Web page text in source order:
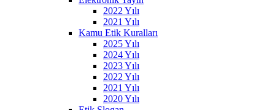
2022 Yılı
2021 Yılı
Kamu Etik Kuralları
2025 Yılı
2024 Yılı
2023 Yılı
2022 Yılı
2021 Yılı
2020 Yılı